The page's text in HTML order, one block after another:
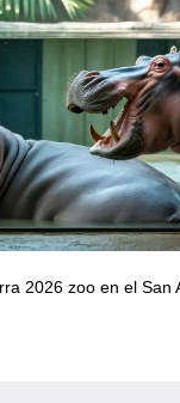
2026 zoo en el San